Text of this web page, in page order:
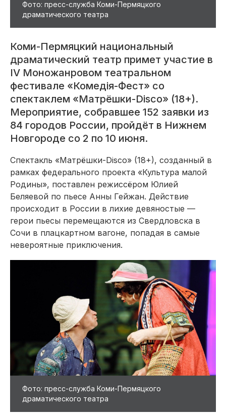
Фото: пресс-служба Коми-Пермяцкого
драматического театра
Коми-Пермяцкий национальный
драматический театр примет участие в
IV Моножанровом театральном
фестивале «Комедiя-Фест» со
спектаклем «Матрёшки-Disco» (18+).
Мероприятие, собравшее 152 заявки из
84 городов России, пройдёт в Нижнем
Новгороде со 2 по 10 июня.
Спектакль «Матрёшки-Disco» (18+), созданный в
рамках федерального проекта «Культура малой
Родины», поставлен режиссёром Юлией
Беляевой по пьесе Анны Гейжан. Действие
происходит в России в лихие девяностые —
герои пьесы перемещаются из Свердловска в
Сочи в плацкартном вагоне, попадая в самые
невероятные приключения.
Фото: пресс-служба Коми-Пермяцкого
драматического театра